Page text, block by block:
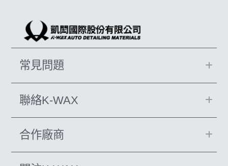
鍍膜劑 打蠟棉 拋光 瓷土
洗車
美白 蝌蚪吸水布 K40
新手洗車 無線打蠟機 k110 KTZ 泡沫壺
常見問題
聯絡K-WAX
合作廠商